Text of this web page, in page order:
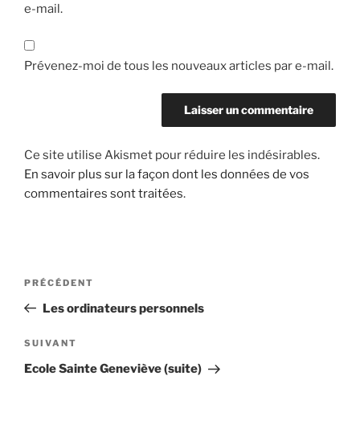
e-mail.
Prévenez-moi de tous les nouveaux articles par e-mail.
Ce site utilise Akismet pour réduire les indésirables.
En savoir plus sur la façon dont les données de vos
commentaires sont traitées.
Navigation
l’article
Article
précédent
PRÉCÉDENT
Les ordinateurs personnels
Article
suivant
SUIVANT
Ecole Sainte Geneviève (suite)